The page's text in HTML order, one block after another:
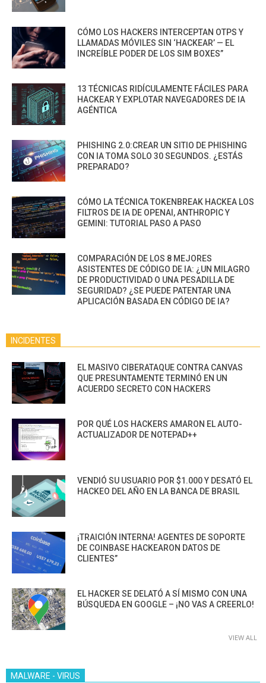
CÓMO LOS HACKERS INTERCEPTAN OTPS Y
LLAMADAS MÓVILES SIN ‘HACKEAR’ — EL
INCREÍBLE PODER DE LOS SIM BOXES”
13 TÉCNICAS RIDÍCULAMENTE FÁCILES PARA
HACKEAR Y EXPLOTAR NAVEGADORES DE IA
AGÉNTICA
PHISHING 2.0:CREAR UN SITIO DE PHISHING
CON IA TOMA SOLO 30 SEGUNDOS. ¿ESTÁS
PREPARADO?
CÓMO LA TÉCNICA TOKENBREAK HACKEA LOS
FILTROS DE IA DE OPENAI, ANTHROPIC Y
GEMINI: TUTORIAL PASO A PASO
COMPARACIÓN DE LOS 8 MEJORES
ASISTENTES DE CÓDIGO DE IA: ¿UN MILAGRO
DE PRODUCTIVIDAD O UNA PESADILLA DE
SEGURIDAD? ¿SE PUEDE PATENTAR UNA
APLICACIÓN BASADA EN CÓDIGO DE IA?
INCIDENTES
EL MASIVO CIBERATAQUE CONTRA CANVAS
QUE PRESUNTAMENTE TERMINÓ EN UN
ACUERDO SECRETO CON HACKERS
POR QUÉ LOS HACKERS AMARON EL AUTO-
ACTUALIZADOR DE NOTEPAD++
VENDIÓ SU USUARIO POR $1.000 Y DESATÓ EL
HACKEO DEL AÑO EN LA BANCA DE BRASIL
¡TRAICIÓN INTERNA! AGENTES DE SOPORTE
DE COINBASE HACKEARON DATOS DE
CLIENTES”
EL HACKER SE DELATÓ A SÍ MISMO CON UNA
BÚSQUEDA EN GOOGLE – ¡NO VAS A CREERLO!
VIEW ALL
MALWARE - VIRUS